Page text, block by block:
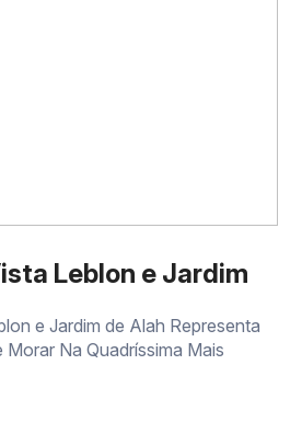
Leblon e Jardim
e Jardim de Alah Representa
Na Quadríssima Mais